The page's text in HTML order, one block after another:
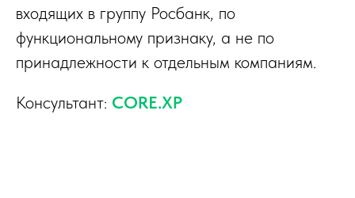
входящих в группу Росбанк, по
функциональному признаку, а не по
принадлежности к отдельным компаниям.
Консультант: CORE.XP